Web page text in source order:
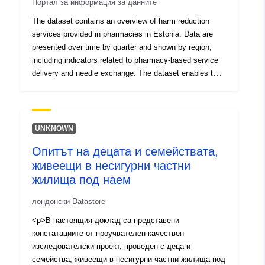
създадени за референтната дата 1 февруари 1991 г.
Портал за информация за данните
The dataset contains an overview of harm reduction
services provided in pharmacies in Estonia. Data are
presented over time by quarter and shown by region,
including indicators related to pharmacy-based service
delivery and needle exchange. The dataset enables the
collecting harm reduction statistics is to support risk
reduction and to monitor service availability and impact.
UNKNOWN
Опитът на децата и семействата,
живеещи в несигурни частни
жилища под наем
лондонски Datastore
<p>В настоящия доклад са представени
констатациите от проучвателен качествен
изследователски проект, проведен с деца и
семейства, живеещи в несигурни частни жилища под